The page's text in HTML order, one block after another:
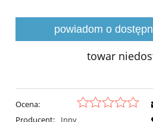
powiadom o
towar
Ocena:
Producent:
Inny